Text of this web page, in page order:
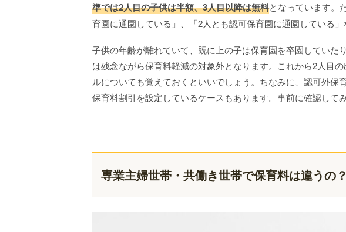
準では2人目の子供は半額、3人目以降は無料となっています。
育園に通園している」、「2人とも認可保育園に通園している
子供の年齢が離れていて、既に上の子は保育園を卒園していた
は残念ながら保育料軽減の対象外となります。これから2人目
ルについても覚えておくといいでしょう。ちなみに、認可外保
保育料割引を設定しているケースもあります。事前に確認してみ
専業主婦世帯・共働き世帯で保育料は違うの？